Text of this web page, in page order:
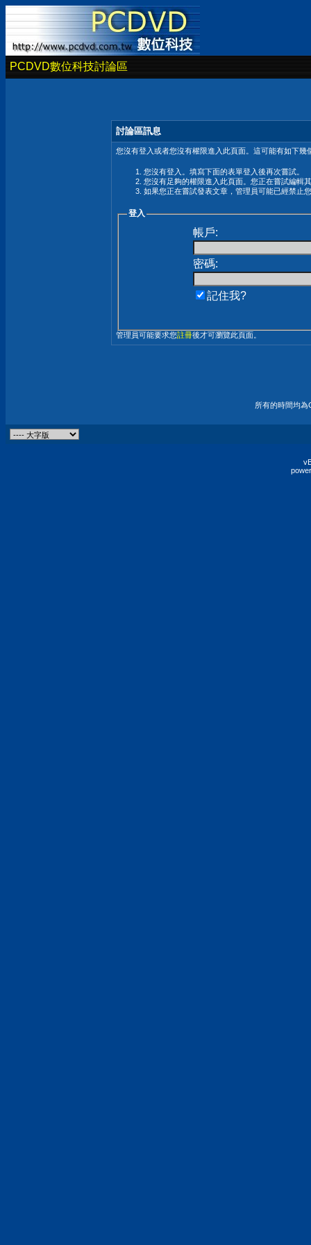
PCDVD數位科技討論區
討論區訊息
您沒有登入或者您沒有權限進入此頁面。這可能有如下幾
您沒有登入。填寫下面的表單登入後再次嘗試。
您沒有足夠的權限進入此頁面。您正在嘗試編輯
如果您正在嘗試發表文章，管理員可能已經禁止
登入
帳戶:
密碼:
記住我?
管理員可能要求您註冊後才可瀏覽此頁面。
所有的時間均為